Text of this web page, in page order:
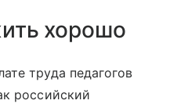
хорошо
труда педагогов
российский